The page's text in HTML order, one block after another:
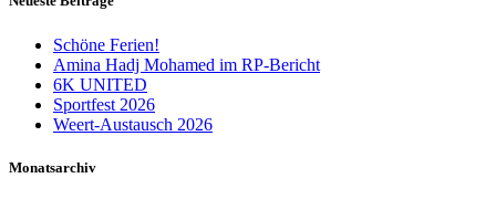
Schöne Ferien!
Amina Hadj Mohamed im RP-Bericht
6K UNITED
Sportfest 2026
Weert-Austausch 2026
Monatsarchiv